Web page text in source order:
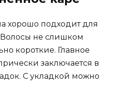
хорошо подходит для
не слишком
короткие. Главное
заключается в
С укладкой можно